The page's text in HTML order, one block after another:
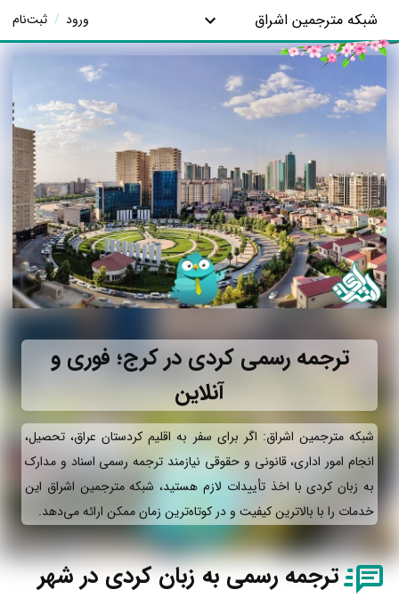
شبکه مترجمین اشراق ورود / ثبت‌نام
ترجمه رسمی کردی در کرج؛ فوری و
آنلاین
شبکه مترجمین اشراق: اگر برای سفر به اقلیم کردستان عراق، تحصیل،
انجام امور اداری، قانونی و حقوقی نیازمند ترجمه رسمی اسناد و مدارک
به زبان کردی با اخذ تأییدات لازم هستید، شبکه مترجمین اشراق این
خدمات را با بالاترین کیفیت و در کوتاه‌ترین زمان ممکن ارائه می‌دهد.
ترجمه رسمی به زبان کردی در شهر